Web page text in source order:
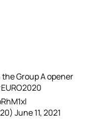
Group A opener
June 11, 2021